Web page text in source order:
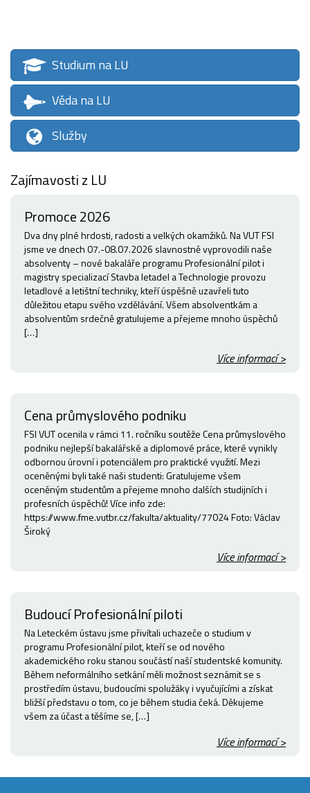
Studium na LU
Věda na LU
Služby
Zajímavosti z LU
Promoce 2026
Dva dny plné hrdosti, radosti a velkých okamžiků. Na VUT FSI
jsme ve dnech 07.-08.07.2026 slavnostně vyprovodili naše
absolventy – nové bakaláře programu Profesionální pilot i
magistry specializací Stavba letadel a Technologie provozu
letadlové a letištní techniky, kteří úspěšně uzavřeli tuto
důležitou etapu svého vzdělávání. Všem absolventkám a
absolventům srdečně gratulujeme a přejeme mnoho úspěchů
[…]
Více informací >
Cena průmyslového podniku
FSI VUT ocenila v rámci 11. ročníku soutěže Cena průmyslového
podniku nejlepší bakalářské a diplomové práce, které vynikly
odbornou úrovní i potenciálem pro praktické využití. Mezi
oceněnými byli také naši studenti: Gratulujeme všem
oceněným studentům a přejeme mnoho dalších studijních i
profesních úspěchů! Více info zde:
https://www.fme.vutbr.cz/fakulta/aktuality/77024 Foto: Václav
Široký
Více informací >
Budoucí Profesionální piloti
Na Leteckém ústavu jsme přivítali uchazeče o studium v
programu Profesionální pilot, kteří se od nového
akademického roku stanou součástí naší studentské komunity.
Během neformálního setkání měli možnost seznámit se s
prostředím ústavu, budoucími spolužáky i vyučujícími a získat
bližší představu o tom, co je během studia čeká. Děkujeme
všem za účast a těšíme se, […]
Více informací >